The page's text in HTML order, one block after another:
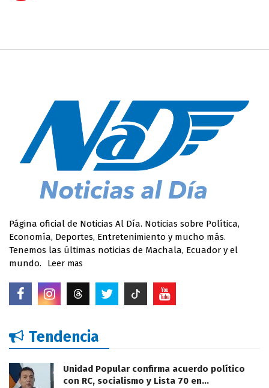
Página oficial de Noticias Al Día. Noticias sobre Política,
Economía, Deportes, Entretenimiento y mucho más.
Tenemos las últimas noticias de Machala, Ecuador y el
mundo.
Leer mas
Tendencia
Unidad Popular confirma acuerdo político
con RC, socialismo y Lista 70 en…